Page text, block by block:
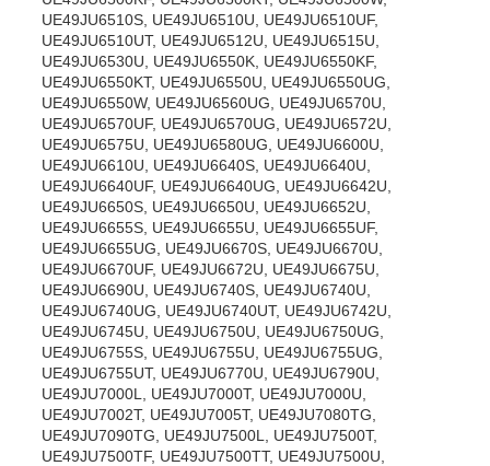
UE49JU6510S, UE49JU6510U, UE49JU6510UF,
UE49JU6510UT, UE49JU6512U, UE49JU6515U,
UE49JU6530U, UE49JU6550K, UE49JU6550KF,
UE49JU6550KT, UE49JU6550U, UE49JU6550UG,
UE49JU6550W, UE49JU6560UG, UE49JU6570U,
UE49JU6570UF, UE49JU6570UG, UE49JU6572U,
UE49JU6575U, UE49JU6580UG, UE49JU6600U,
UE49JU6610U, UE49JU6640S, UE49JU6640U,
UE49JU6640UF, UE49JU6640UG, UE49JU6642U,
UE49JU6650S, UE49JU6650U, UE49JU6652U,
UE49JU6655S, UE49JU6655U, UE49JU6655UF,
UE49JU6655UG, UE49JU6670S, UE49JU6670U,
UE49JU6670UF, UE49JU6672U, UE49JU6675U,
UE49JU6690U, UE49JU6740S, UE49JU6740U,
UE49JU6740UG, UE49JU6740UT, UE49JU6742U,
UE49JU6745U, UE49JU6750U, UE49JU6750UG,
UE49JU6755S, UE49JU6755U, UE49JU6755UG,
UE49JU6755UT, UE49JU6770U, UE49JU6790U,
UE49JU7000L, UE49JU7000T, UE49JU7000U,
UE49JU7002T, UE49JU7005T, UE49JU7080TG,
UE49JU7090TG, UE49JU7500L, UE49JU7500T,
UE49JU7500TF, UE49JU7500TT, UE49JU7500U,